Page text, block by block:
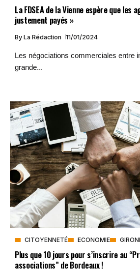
La FDSEA de la Vienne espère que
justement payés »
By La Rédaction 11/01/2024
Les négociations commerciales entre
grande...
CITOYENNETÉ ECONOMIE
Plus que 10 jours pour s’inscrire au
associations” de Bordeaux !